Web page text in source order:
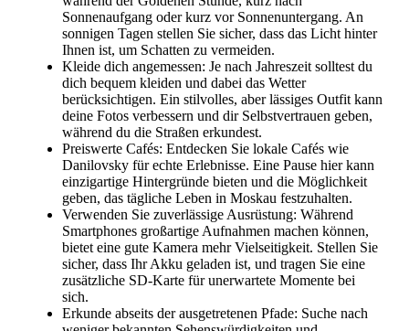
Sonnenaufgang oder kurz vor Sonnenuntergang. An
sonnigen Tagen stellen Sie sicher, dass das Licht hinter
Ihnen ist, um Schatten zu vermeiden.
Kleide dich angemessen: Je nach Jahreszeit solltest du
dich bequem kleiden und dabei das Wetter
berücksichtigen. Ein stilvolles, aber lässiges Outfit kann
deine Fotos verbessern und dir Selbstvertrauen geben,
während du die Straßen erkundest.
Preiswerte Cafés: Entdecken Sie lokale Cafés wie
Danilovsky für echte Erlebnisse. Eine Pause hier kann
einzigartige Hintergründe bieten und die Möglichkeit
geben, das tägliche Leben in Moskau festzuhalten.
Verwenden Sie zuverlässige Ausrüstung: Während
Smartphones großartige Aufnahmen machen können,
bietet eine gute Kamera mehr Vielseitigkeit. Stellen Sie
sicher, dass Ihr Akku geladen ist, und tragen Sie eine
zusätzliche SD-Karte für unerwartete Momente bei
sich.
Erkunde abseits der ausgetretenen Pfade: Suche nach